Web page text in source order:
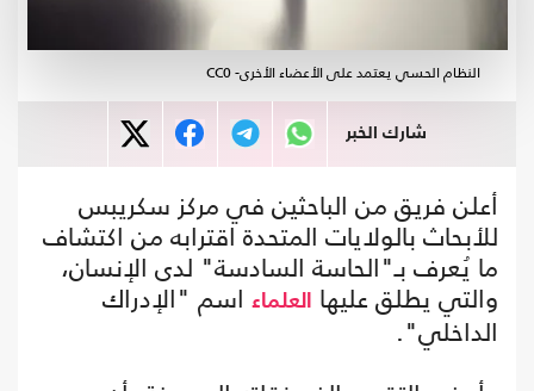
النظام الحسي يعتمد على الأعضاء الأخرى- CC0
شارك الخبر
أعلن فريق من الباحثين في مركز سكريبس
للأبحاث بالولايات المتحدة اقترابه من اكتشاف
ما يُعرف بـ"الحاسة السادسة" لدى الإنسان،
والتي يطلق عليها العلماء اسم "الإدراك
الداخلي".